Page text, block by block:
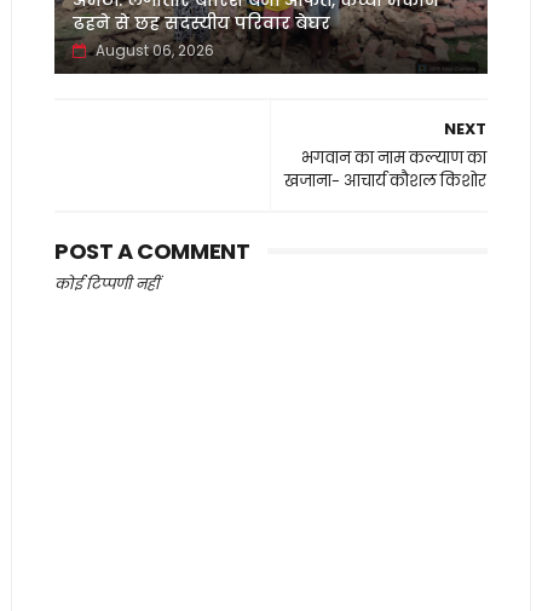
ढहने से छह सदस्यीय परिवार बेघर
August 06, 2026
NEXT
भगवान का नाम कल्याण का
खजाना- आचार्य कौशल किशोर
POST A COMMENT
कोई टिप्पणी नहीं